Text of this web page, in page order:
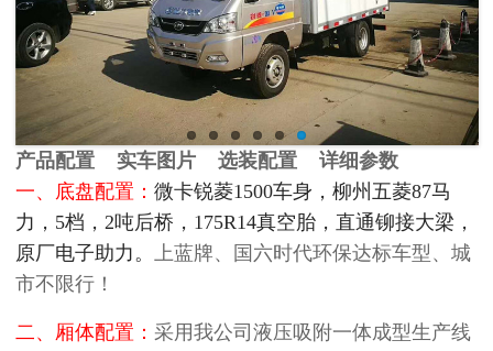
产品配置 实车图片 选装配置 详细参数
一、底盘配置： 微卡锐菱1500车身，柳州五菱87马
力，5档，2吨后桥，175R14真空胎，直通铆接大梁，
原厂电子助力。 上蓝牌、国六时代环保达标车型、城
市不限行！
二、厢体配置： 采用我公司液压吸附一体成型生产线